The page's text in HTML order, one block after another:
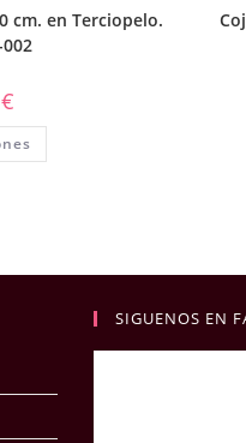
cm. en Terciopelo.
€
SIGUENOS EN